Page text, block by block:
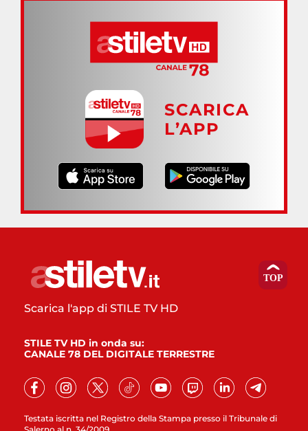
SCARICA
L’APP
Testata iscritta nel Registro della Stampa presso il Tribunale di
Scarica l'app di STILE TV HD
STILE TV HD in onda su:
CANALE 78 DEL DIGITALE TERRESTRE